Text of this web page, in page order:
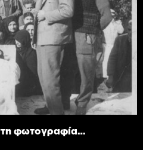
φωτογραφία…